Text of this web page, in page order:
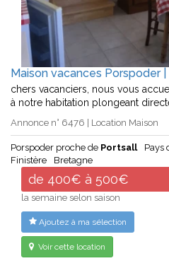
Maison vacances Porspoder |
chers vacanciers, nous vous
à notre habitation plongeant
Annonce n° 6476 | Location Maison
Porspoder proche de Portsall
Pays
Finistère
Bretagne
de 400€ à 500€
la semaine selon saison
Ajoutez à ma sélection
Voir cette location